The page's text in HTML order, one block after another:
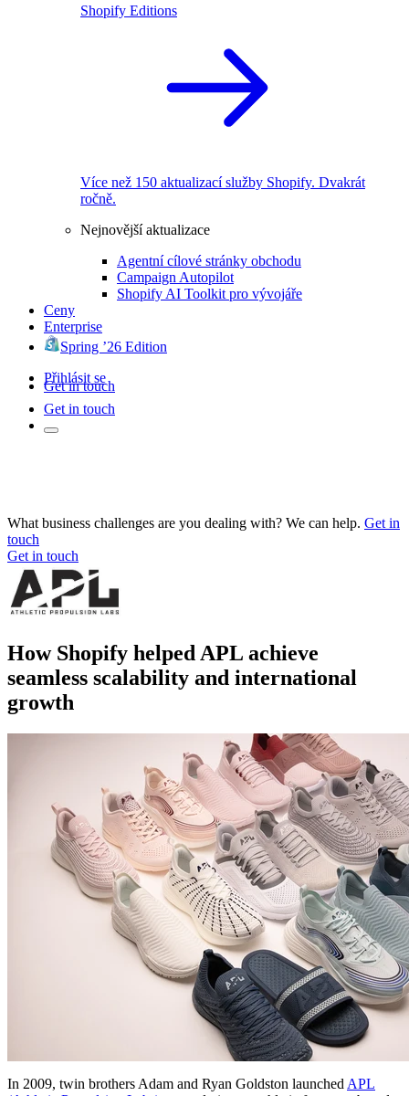
Shopify Editions
Více než 150 aktualizací služby Shopify. Dvakrát
ročně.
Nejnovější aktualizace
Agentní cílové stránky obchodu
Campaign Autopilot
Shopify AI Toolkit pro vývojáře
Ceny
Enterprise
Spring ’26 Edition
Přihlásit se
Get in touch
Get in touch
What business challenges are you dealing with? We can help. Get in
touch
Get in touch
How Shopify helped APL achieve
seamless scalability and international
growth
In 2009, twin brothers Adam and Ryan Goldston launched APL